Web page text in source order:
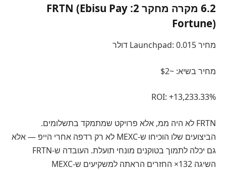
6.2 מקרה מחקר 2: FRTN (Ebisu Pay
Fortune)
מחיר Launchpad: 0.015 דולר
מחיר בשיא: ~$2
ROI: +13,233.33%
FRTN לא היה ממ, אלא פרויקט שמתמקד בתשלומים.
הביצועים שלו הוכיחו ש-MEXC לא רק רדפה אחרי הייפ — אלא
גם יכלה לתמוך בטוקנים מונחי תועלת. העובדה ש-FRTN
השיגה 132× החזרים הראתה למשקיעים ש-MEXC